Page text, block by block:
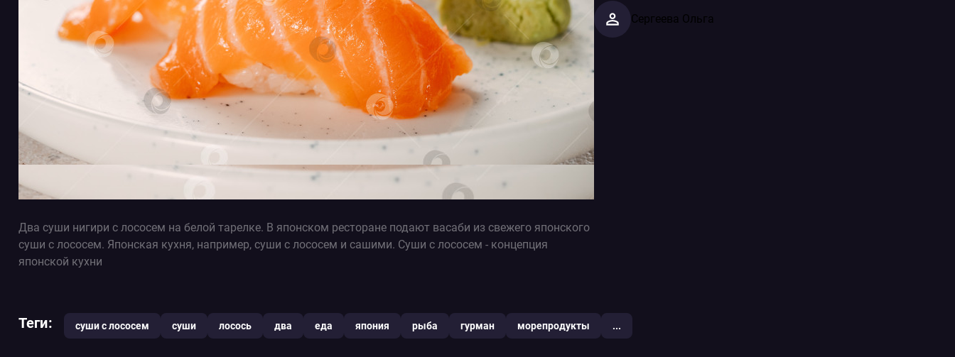
Сергеева Ольга
Два суши нигири с лососем на белой тарелке. В японском ресторане подают васаби из свежего японского
суши с лососем. Японская кухня, например, суши с лососем и сашими. Суши с лососем - концепция
японской кухни
Теги: суши с лососем суши лосось два еда япония рыба гурман морепродукты ...